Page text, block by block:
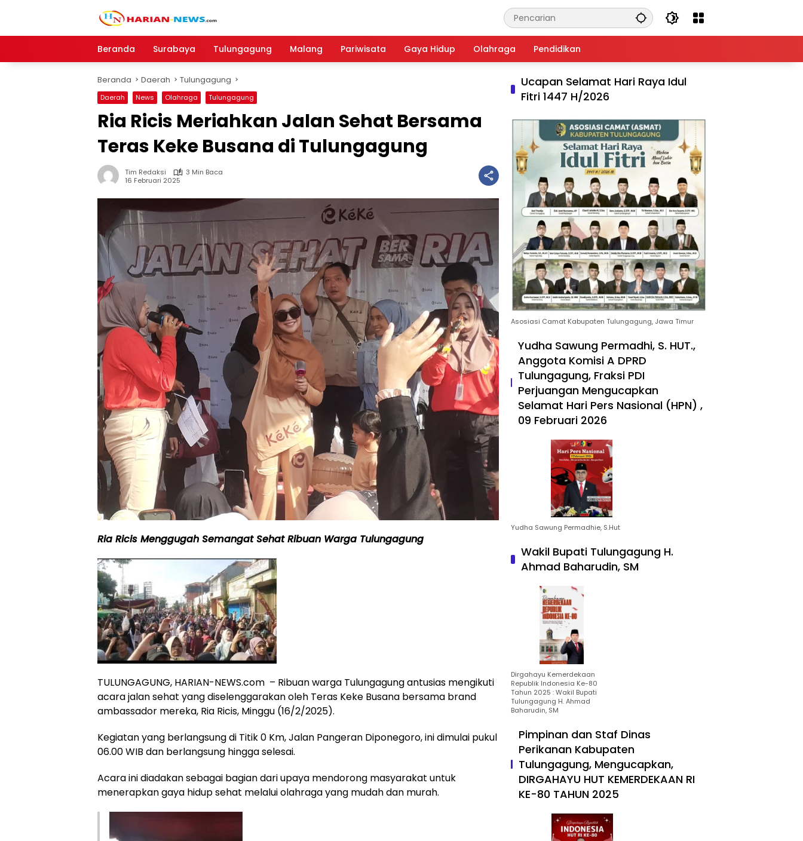
Beranda
Surabaya Tulungagung Malang Pariwisata Gaya Hidup Olahraga Pendidikan
Beranda Daerah Tulungagung
Daerah News Olahraga Tulungagung
Ria Ricis Meriahkan Jalan Sehat Bersama
Teras Keke Busana di Tulungagung
Tim Redaksi
3 Min Baca
16 Februari 2025
Ria Ricis Menggugah Semangat Sehat Ribuan Warga Tulungagung
TULUNGAGUNG, HARIAN-NEWS.com – Ribuan warga Tulungagung antusias mengikuti
acara jalan sehat yang diselenggarakan oleh Teras Keke Busana bersama brand
ambassador mereka, Ria Ricis, Minggu (16/2/2025).
Kegiatan yang berlangsung di Titik 0 Km, Jalan Pangeran Diponegoro, ini dimulai pukul
06.00 WIB dan berlangsung hingga selesai.
Acara ini diadakan sebagai bagian dari upaya mendorong masyarakat untuk
menerapkan gaya hidup sehat melalui olahraga yang mudah dan murah.
Ucapan Selamat Hari Raya Idul
Fitri 1447 H/2026
Asosiasi Camat Kabupaten Tulungagung, Jawa Timur
Yudha Sawung Permadhi, S. HUT.,
Anggota Komisi A DPRD
Tulungagung, Fraksi PDI
Perjuangan Mengucapkan
Selamat Hari Pers Nasional (HPN) ,
09 Februari 2026
Yudha Sawung Permadhie, S.Hut
Wakil Bupati Tulungagung H.
Ahmad Baharudin, SM
Dirgahayu Kemerdekaan
Republik Indonesia Ke-80
Tahun 2025 : Wakil Bupati
Tulungagung H. Ahmad
Baharudin, SM
Pimpinan dan Staf Dinas
Perikanan Kabupaten
Tulungagung, Mengucapkan,
DIRGAHAYU HUT KEMERDEKAAN RI
KE-80 TAHUN 2025